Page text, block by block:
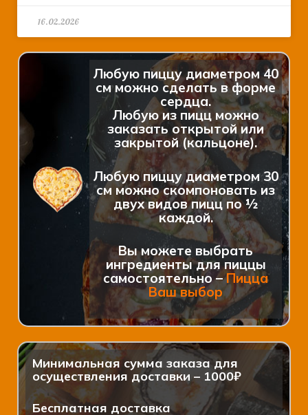
16.02.2026
Любую пиццу диаметром 40
см можно сделать в форме
сердца.
Любую из пицц можно
заказать открытой или
закрытой (кальцоне).
Любую пиццу диаметром 30
см можно скомпоновать из
двух видов пицц по ½
каждой.
Вы можете выбрать
ингредиенты для пиццы
самостоятельно –Пицца
Ваш выбор
Минимальная сумма заказа для
осуществления доставки – 1000₽
Бесплатная доставка